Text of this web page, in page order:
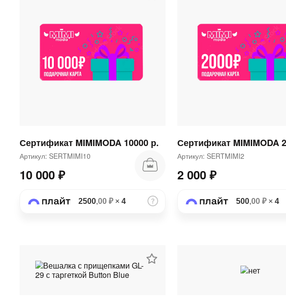
Сертификат MIMIMODA 10000 р.
Артикул: SERTMIMI10
10 000 ₽
2500,00 ₽× 4
Сертификат MIMIMODA
Артикул: SERTMIMI2
2 000 ₽
500,00 ₽× 4